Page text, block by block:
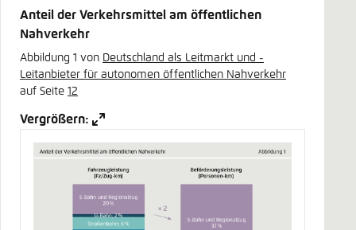
Anteil der Verkehrsmittel am öffentlichen
Nahverkehr
Abbildung 1 von Deutschland als Leitmarkt und ­
Leitanbieter für autonomen ­öffentlichen Nahverkehr
auf Seite 12
Vergrößern: